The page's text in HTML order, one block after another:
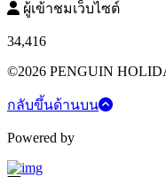
ผู้เข้าชมเว็บไซต์
34,416
©2026 PENGUIN
กลับขึ้นด้านบน
Powered by